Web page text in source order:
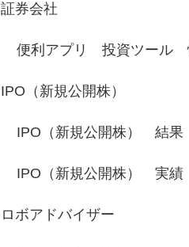
証券会社
便利アプリ 投資ツール
IPO（新規公開株）
IPO（新規公開株） 結果
IPO（新規公開株） 実績
ロボアドバイザー